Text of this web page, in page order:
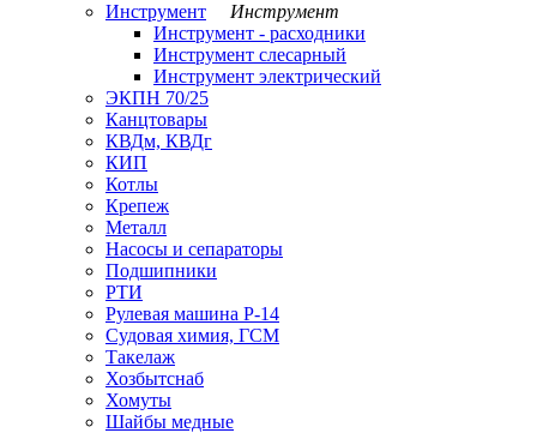
Инструмент
Инструмент
Инструмент - расходники
Инструмент слесарный
Инструмент электрический
ЭКПН 70/25
Канцтовары
КВДм, КВДг
КИП
Котлы
Крепеж
Металл
Насосы и сепараторы
Подшипники
РТИ
Рулевая машина Р-14
Судовая химия, ГСМ
Такелаж
Хозбытснаб
Хомуты
Шайбы медные